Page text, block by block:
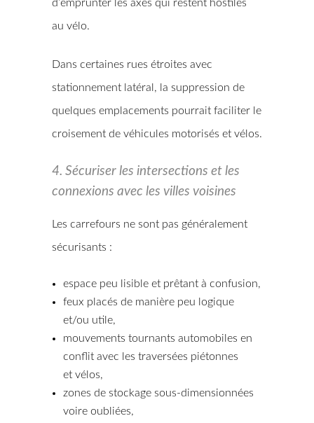
d’emprunter les axes qui restent hostiles
au vélo.
Dans certaines rues étroites avec
stationnement latéral, la suppression de
quelques emplacements pourrait faciliter le
croisement de véhicules motorisés et vélos.
4. Sécuriser les intersections et les
connexions avec les villes voisines
Les carrefours ne sont pas généralement
sécurisants :
espace peu lisible et prêtant à confusion,
feux placés de manière peu logique
et/ou utile,
mouvements tournants automobiles en
conflit avec les traversées piétonnes
et vélos,
zones de stockage sous-dimensionnées
voire oubliées,